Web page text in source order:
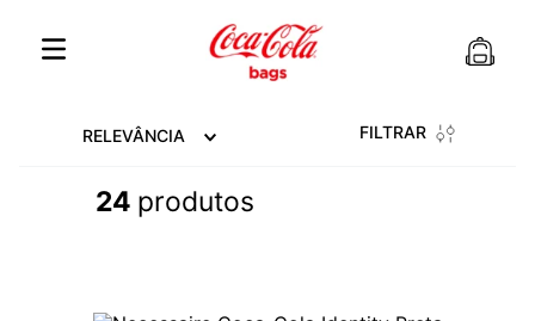
RELEVÂNCIA FILTRAR
24 produtos